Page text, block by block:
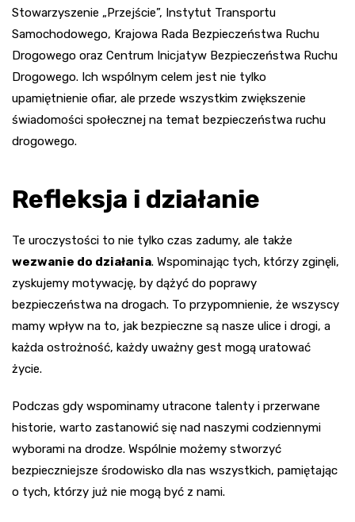
Stowarzyszenie „Przejście”, Instytut Transportu
Samochodowego, Krajowa Rada Bezpieczeństwa Ruchu
Drogowego oraz Centrum Inicjatyw Bezpieczeństwa Ruchu
Drogowego. Ich wspólnym celem jest nie tylko
upamiętnienie ofiar, ale przede wszystkim zwiększenie
świadomości społecznej na temat bezpieczeństwa ruchu
drogowego.
Refleksja i działanie
Te uroczystości to nie tylko czas zadumy, ale także
wezwanie do działania. Wspominając tych, którzy zginęli,
zyskujemy motywację, by dążyć do poprawy
bezpieczeństwa na drogach. To przypomnienie, że wszyscy
mamy wpływ na to, jak bezpieczne są nasze ulice i drogi, a
każda ostrożność, każdy uważny gest mogą uratować
życie.
Podczas gdy wspominamy utracone talenty i przerwane
historie, warto zastanowić się nad naszymi codziennymi
wyborami na drodze. Wspólnie możemy stworzyć
bezpieczniejsze środowisko dla nas wszystkich, pamiętając
o tych, którzy już nie mogą być z nami.